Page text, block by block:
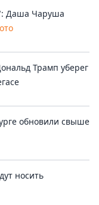
Даша Чаруша
Трамп уберег
обновили свыше
носить